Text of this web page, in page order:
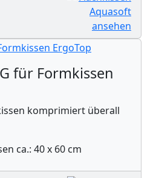
für Formkissen
komprimiert überall
ca.: 40 x 60 cm